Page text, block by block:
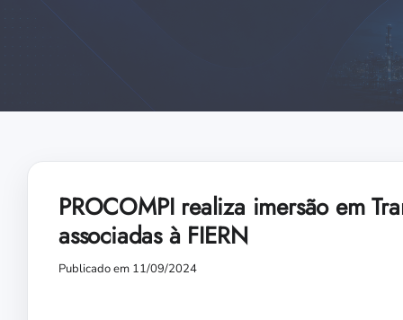
PROCOMPI realiza imersão em
associadas à FIERN
Publicado em 11/09/2024